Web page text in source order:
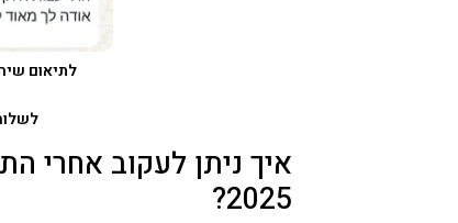
איך ניתן לעקוב אחרי
2025?